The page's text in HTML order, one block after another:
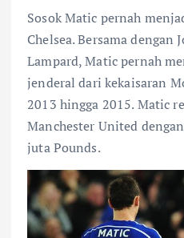
Sosok Matic pernah
Chelsea. Bersama dengan
Lampard, Matic pernah
jenderal dari kekaisaran
2013 hingga 2015. Matic
Manchester United
juta Pounds.